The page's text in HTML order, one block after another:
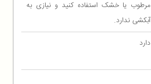
مرطوب یا خشک استفاده کنید و نیازی به
آبکشی ندارد.
دارد